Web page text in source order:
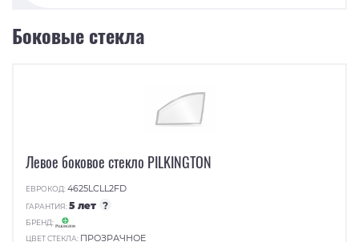
Боковые стекла
Левое боковое стекло PILKINGTON
ЕВРОКОД:4625LCLL2FD
ГАРАНТИЯ:5 лет ?
БРЕНД:
ЦВЕТ СТЕКЛА: ПРОЗРАЧНОЕ